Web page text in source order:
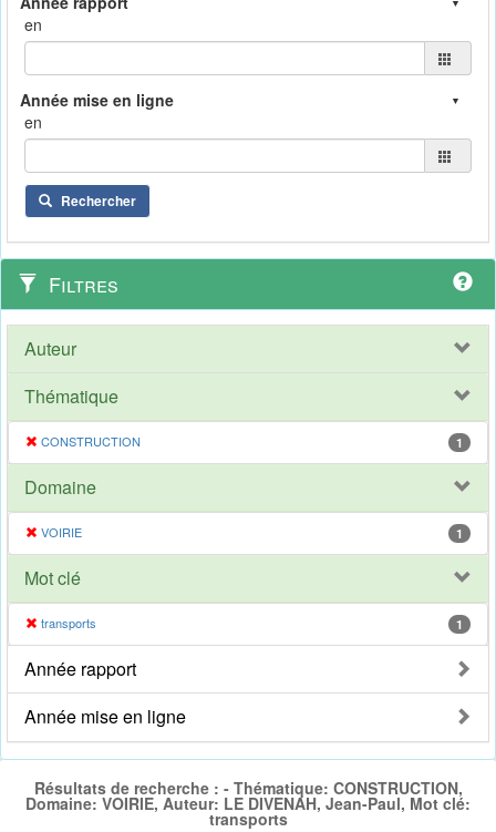
en
en
Rechercher
Filtres
Auteur
Thématique
CONSTRUCTION 1
Domaine
VOIRIE 1
Mot clé
transports 1
Année rapport
Année mise en ligne
Résultats de recherche : - Thématique: CONSTRUCTION,
Domaine: VOIRIE, Auteur: LE DIVENAH, Jean-Paul, Mot clé:
transports